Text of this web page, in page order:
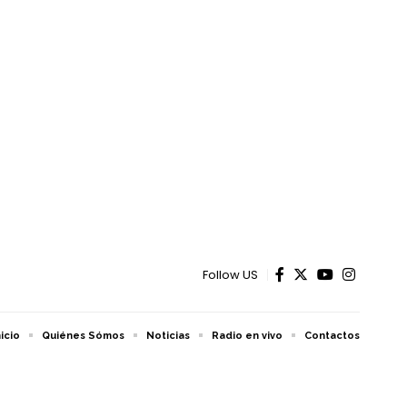
Follow US
Quiénes Sómos Noticias Radio en vivo Contactos